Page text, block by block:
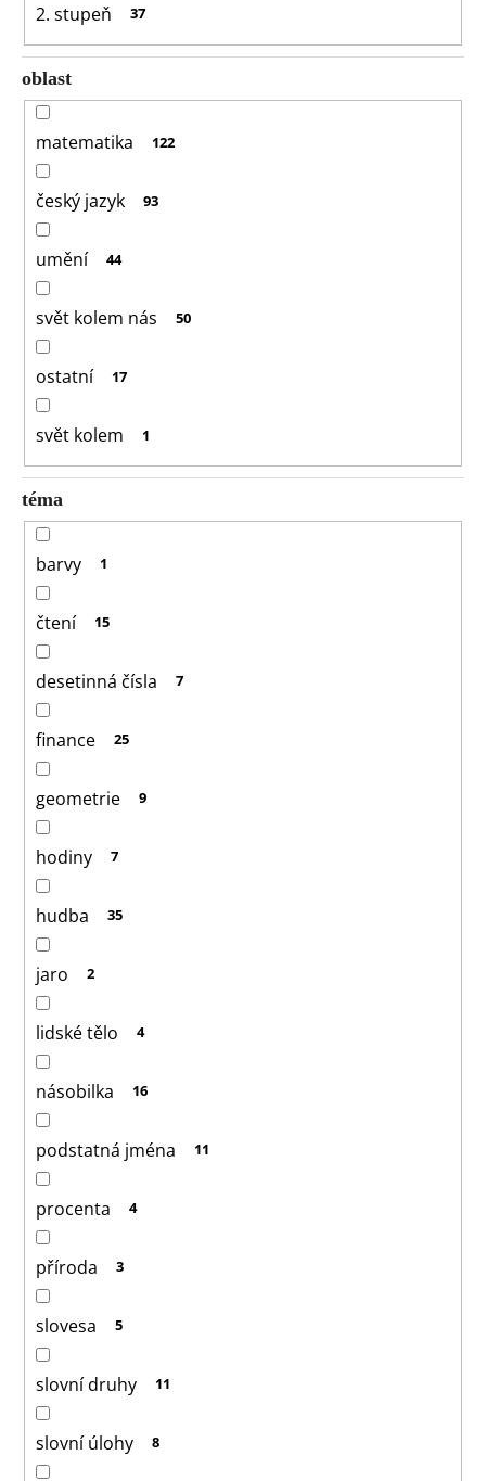
2. stupeň 37
oblast
matematika 122
český jazyk 93
umění 44
svět kolem nás 50
ostatní 17
svět kolem 1
téma
barvy 1
čtení 15
desetinná čísla 7
finance 25
geometrie 9
hodiny 7
hudba 35
jaro 2
lidské tělo 4
násobilka 16
podstatná jména 11
procenta 4
příroda 3
slovesa 5
slovní druhy 11
slovní úlohy 8